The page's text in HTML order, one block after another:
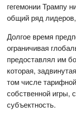
гегемонии Трампу
общий ряд
Долгое время
ограничивая
предоставлял им
которая,
том числе
собственной игры,
субъектность.